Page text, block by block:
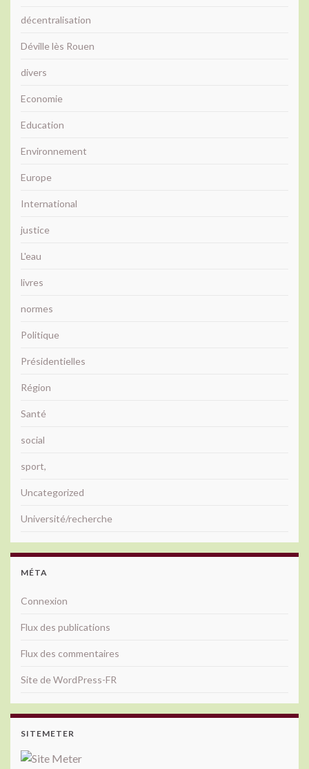
décentralisation
Déville lès Rouen
divers
Economie
Education
Environnement
Europe
International
justice
L'eau
livres
normes
Politique
Présidentielles
Région
Santé
social
sport,
Uncategorized
Université/recherche
MÉTA
Connexion
Flux des publications
Flux des commentaires
Site de WordPress-FR
SITEMETER